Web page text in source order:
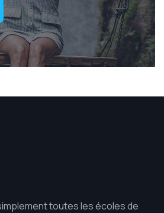
toutes les écoles de